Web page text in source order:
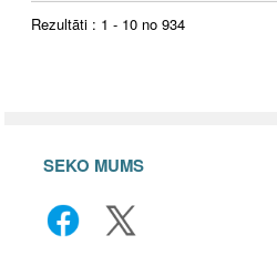
Rezultāti : 1 - 10 no 934
SEKO MUMS